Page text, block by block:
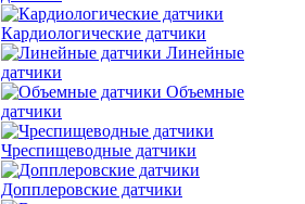
Кардиологические датчики
Линейные
датчики
Объемные
датчики
Чреспищеводные датчики
Допплеровские датчики